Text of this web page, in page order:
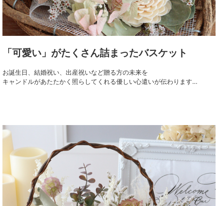
「可愛い」がたくさん詰まったバスケット
お誕生日、結婚祝い、出産祝いなど贈る方の未来を
キャンドルがあたたかく照らしてくれる優しい心遣いが伝わります…